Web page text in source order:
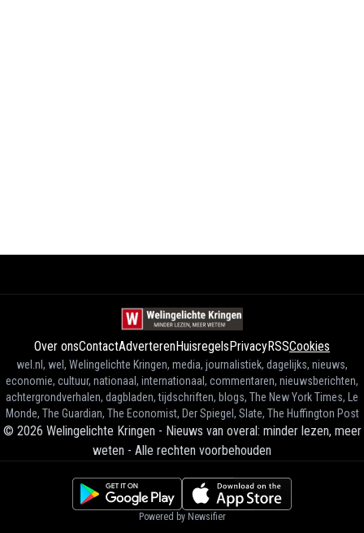
Over onsContactAdverterenHuisregelsPrivacyRSSCookies
wel.nl, wel, Welingelichte Kringen, media, journalistiek, dagelijks, nieuws,
economie, cultuur, nationaal, internationaal, commentaren, nieuwsberichten,
achtergrondverhalen, dagbladen, tijdschriften, blogs, The New York Times, Le
Monde, The Guardian, The Economist, Der Spiegel, Slate, The Huffington Post
© 2026 Welingelichte Kringen - Nieuws van overal: minder lezen, meer
weten - Alle rechten voorbehouden
Powered by Newsifier